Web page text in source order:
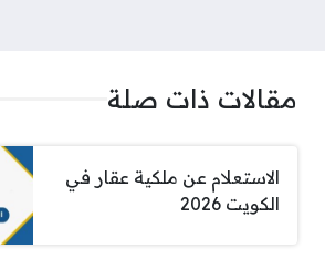
مقالات ذات صلة
الاستعلام عن ملكية عقار في
الكويت 2026